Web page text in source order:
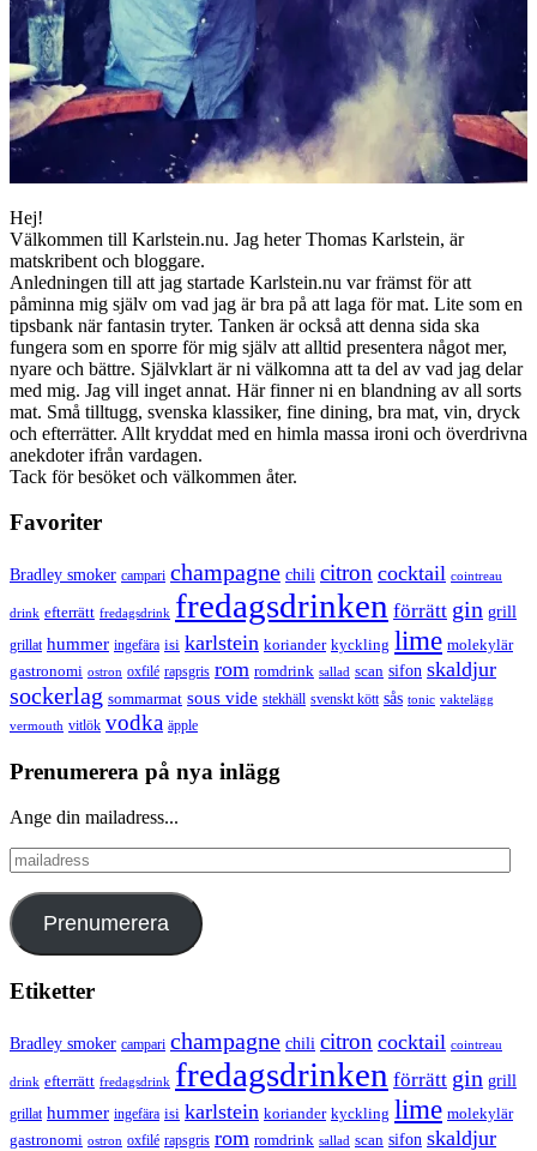
Hej!
Välkommen till Karlstein.nu. Jag heter Thomas Karlstein, är
matskribent och bloggare.
Anledningen till att jag startade Karlstein.nu var främst för att
påminna mig själv om vad jag är bra på att laga för mat. Lite som en
tipsbank när fantasin tryter. Tanken är också att denna sida ska
fungera som en sporre för mig själv att alltid presentera något mer,
nyare och bättre. Självklart är ni välkomna att ta del av vad jag delar
med mig. Jag vill inget annat. Här finner ni en blandning av all sorts
mat. Små tilltugg, svenska klassiker, fine dining, bra mat, vin, dryck
och efterrätter. Allt kryddat med en himla massa ironi och överdrivna
anekdoter ifrån vardagen.
Tack för besöket och välkommen åter.
Favoriter
Bradley smoker campari champagne chili citron cocktail cointreau
drink efterrätt fredagsdrink fredagsdrinken förrätt gin grill
grillat hummer ingefära isi karlstein koriander kyckling lime molekylär
gastronomi ostron oxfilé rapsgris rom romdrink sallad scan sifon skaldjur
sockerlag sommarmat sous vide stekhäll svenskt kött sås tonic vaktelägg
vermouth vitlök vodka äpple
Prenumerera på nya inlägg
Ange din mailadress...
mailadress
Prenumerera
Etiketter
Bradley smoker campari champagne chili citron cocktail cointreau
drink efterrätt fredagsdrink fredagsdrinken förrätt gin grill
grillat hummer ingefära isi karlstein koriander kyckling lime molekylär
gastronomi ostron oxfilé rapsgris rom romdrink sallad scan sifon skaldjur